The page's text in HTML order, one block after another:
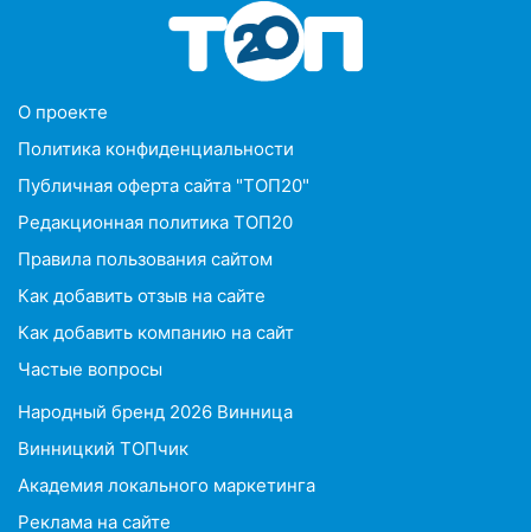
O проекте
Политика конфиденциальности
Публичная оферта сайта "ТОП20"
Редакционная политика ТОП20
Правила пользования сайтом
Как добавить отзыв на сайте
Как добавить компанию на сайт
Частые вопросы
Народный бренд 2026 Винница
Винницкий ТОПчик
Академия локального маркетинга
Реклама на сайте